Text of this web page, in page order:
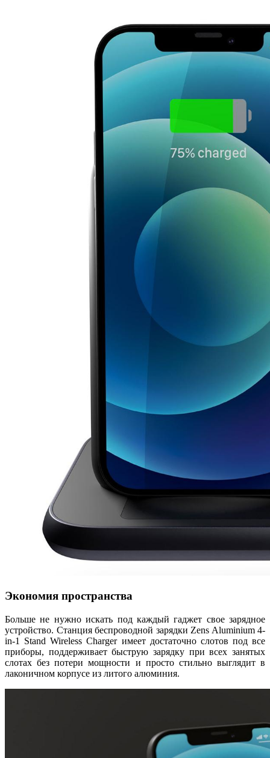
Экономия пространства
Больше не нужно искать под каждый гаджет свое зарядное
устройство. Станция беспроводной зарядки Zens Aluminium 4-
in-1 Stand Wireless Charger имеет достаточно слотов под все
приборы, поддерживает быструю зарядку при всех занятых
слотах без потери мощности и просто стильно выглядит в
лаконичном корпусе из литого алюминия.